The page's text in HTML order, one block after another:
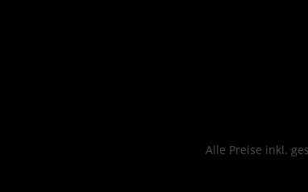
Alle Preise inkl.